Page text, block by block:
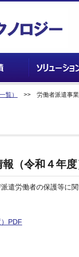
覧） >> 労働者派遣事業
（令和４年度
遣労働者の保護等に
PDF